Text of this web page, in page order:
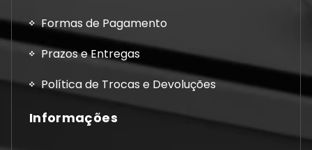
Formas de Pagamento
Prazos e Entregas
Política de Trocas e Devoluções
Informações